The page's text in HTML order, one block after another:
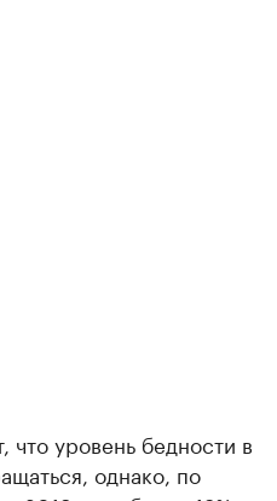
уровень бедности в
однако, по